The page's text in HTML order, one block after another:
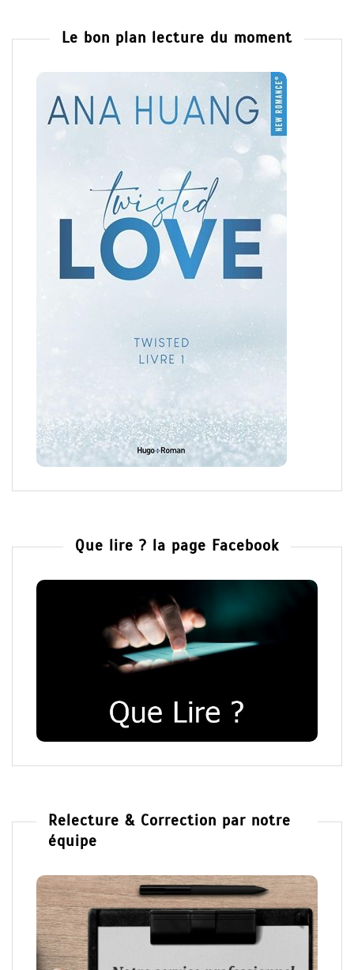
Le bon plan lecture du moment
Que lire ? la page Facebook
Relecture & Correction par notre
équipe